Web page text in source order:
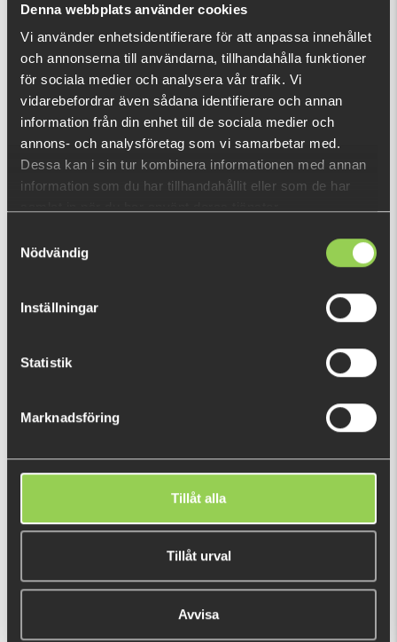
Denna webbplats använder cookies
Vi använder enhetsidentifierare för att anpassa innehållet
och annonserna till användarna, tillhandahålla funktioner
för sociala medier och analysera vår trafik. Vi
vidarebefordrar även sådana identifierare och annan
information från din enhet till de sociala medier och
annons- och analysföretag som vi samarbetar med.
Dessa kan i sin tur kombinera informationen med annan
information som du har tillhandahållit eller som de har
Nödvändig
Inställningar
Statistik
Marknadsföring
Tillåt alla
Tillåt urval
Avvisa
RECENTLY VIEWED PRODUCTS
BESTSELLERS